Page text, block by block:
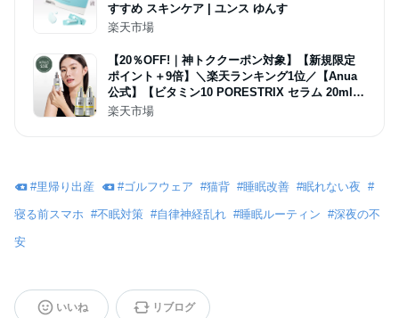
すすめ スキンケア | ユンス ゆんす
楽天市場
【20％OFF!｜神トククーポン対象】【新規限定
ポイント＋9倍】＼楽天ランキング1位／【Anua
公式】【ビタミン10 PORESTRIX セラム 20ml】
ビタミンC 美容液 ツヤ肌 トーンアップ くすみ ツ
楽天市場
#里帰り出産 #ゴルフウェア #猫背 #睡眠改善 #眠れない夜 #
寝る前スマホ #不眠対策 #自律神経乱れ #睡眠ルーティン #深夜の不
安
いいね リブログ